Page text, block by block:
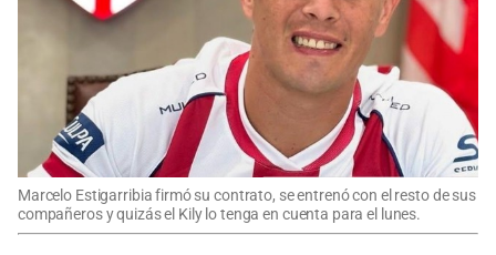
Marcelo Estigarribia firmó su contrato, se entrenó con el resto de sus
compañeros y quizás el Kily lo tenga en cuenta para el lunes.